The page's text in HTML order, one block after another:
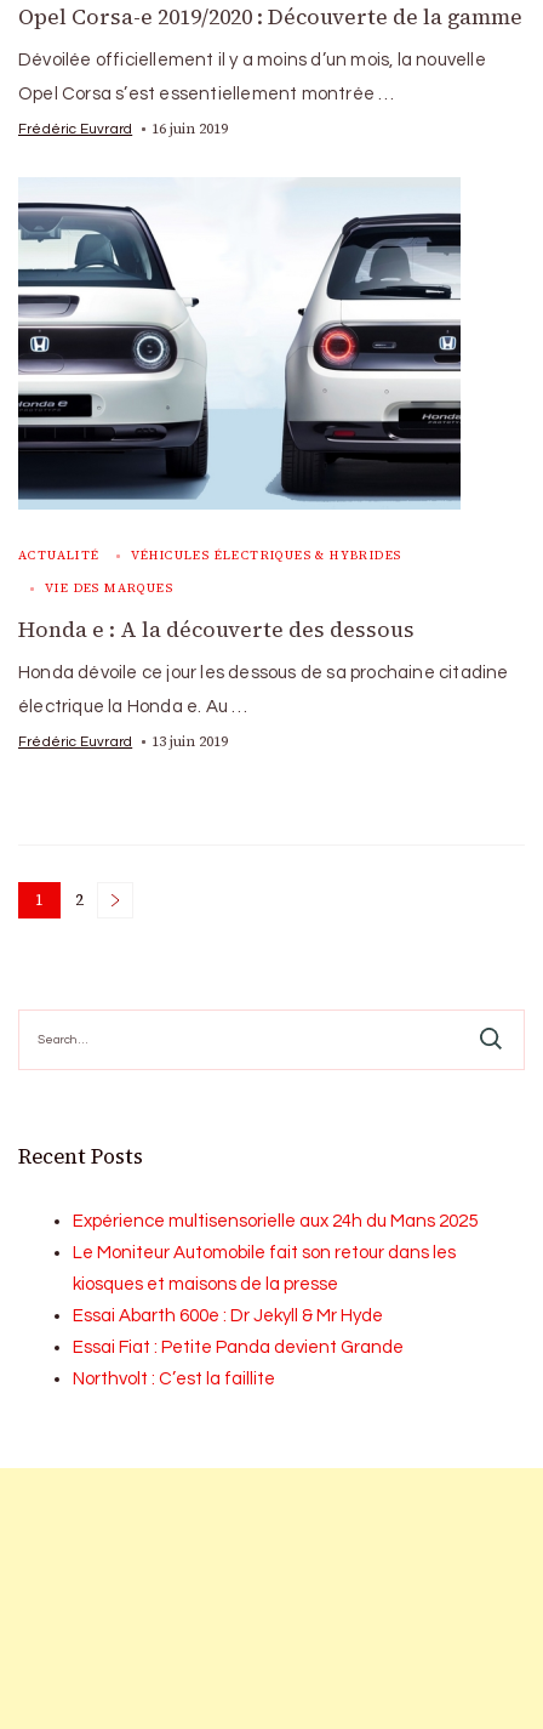
Opel Corsa-e 2019/2020 : Découverte de la gamme
Dévoilée officiellement il y a moins d’un mois, la nouvelle
Opel Corsa s’est essentiellement montrée …
Frédéric Euvrard 16 juin 2019
ACTUALITÉ VÉHICULES ÉLECTRIQUES & HYBRIDES
VIE DES MARQUES
Honda e : A la découverte des dessous
Honda dévoile ce jour les dessous de sa prochaine citadine
électrique la Honda e. Au …
Frédéric Euvrard 13 juin 2019
Posts
Page
1 Page
2
for:
Recent Posts
Expérience multisensorielle aux 24h du Mans 2025
Le Moniteur Automobile fait son retour dans les
kiosques et maisons de la presse
Essai Abarth 600e : Dr Jekyll & Mr Hyde
Essai Fiat : Petite Panda devient Grande
Northvolt : C’est la faillite